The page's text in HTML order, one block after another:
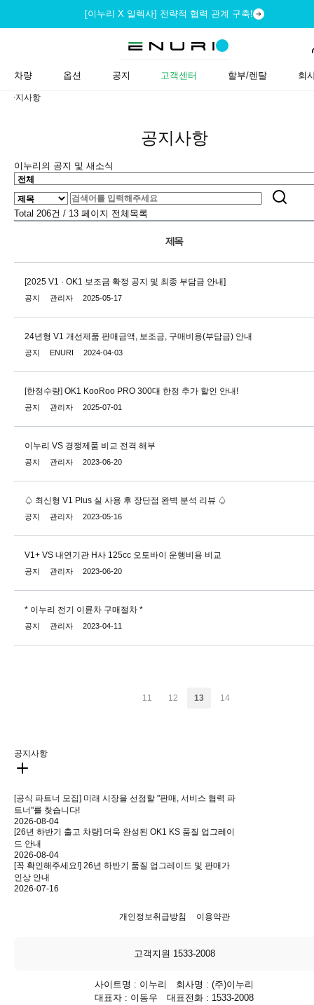
[이누리 X 일렉사] 전략적 협력 관계 구축!
차량 옵션 공지 고객센터 할부/렌탈 회
공지사항
공지사항
이누리의 공지 및 새소식
Total 206건 / 13 페이지 전체목록
제목
[2025 V1 · OK1 보조금 확정 공지 및 최종 부담금 안내]
공지 관리자 2025-05-17
24년형 V1 개선제품 판매금액, 보조금, 구매비용(부담금) 안내
공지 ENURI 2024-04-03
[한정수량] OK1 KooRoo PRO 300대 한정 추가 할인 안내!
공지 관리자 2025-07-01
이누리 VS 경쟁제품 비교 전격 해부
공지 관리자 2023-06-20
​♤ 최신형 V1 Plus 실 사용 후 장단점 완벽 분석 리뷰 ​♤
공지 관리자 2023-05-16
V1+ VS 내연기관 H사 125cc 오토바이 운행비용 비교
공지 관리자 2023-06-20
* 이누리 전기 이륜차 구매절차 *
공지 관리자 2023-04-11
11 12 13 14
공지사항
[공식 파트너 모집] 미래 시장을 선점할 "판매, 서비스 협력 파
트너"를 찾습니다!
2026-08-04
[26년 하반기 출고 차량] 더욱 완성된 OK1 KS 품질 업그레이
드 안내
2026-08-04
[꼭 확인해주세요!] 26년 하반기 품질 업그레이드 및 판매가
인상 안내
2026-07-16
개인정보취급방침 이용약관
고객지원 1533-2008
사이트명 : 이누리 회사명 : (주)이누리
대표자 : 이동우 대표전화 : 1533-2008